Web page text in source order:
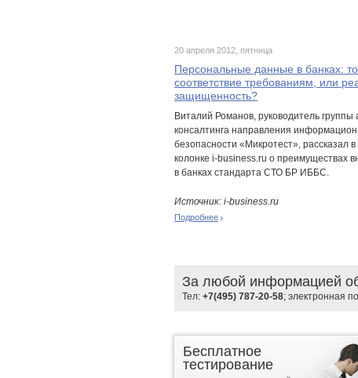
20 апреля 2012, пятница
Персональные данные в банках:
соответствие требованиям, или
защищенность?
Виталий Романов, руководитель группы
консалтинга направления
безопасности «Микротест», рассказал в
колонке i-business.ru о преимуществах
в банках стандарта СТО БР ИББС.
Источник: i-business.ru
Подробнее
За любой информацией
Тел: +7(495) 787-20-58; электронная
Бесплатное
тестирование